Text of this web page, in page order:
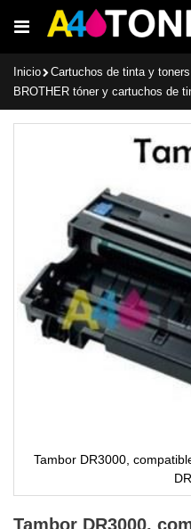
al
Inicio
Cartuchos de tinta y toners
BROTHER tóner y cartuchos de
imágenes
Tambor DR3000,
al
Tambor DR3000,